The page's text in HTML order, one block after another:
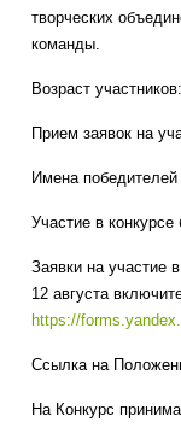
творческих
команды.
Возраст
Прием заявок на
Имена
Участие в конкурсе
Заявки на участие
12 августа
https://
Ссылка на
На Конкурс